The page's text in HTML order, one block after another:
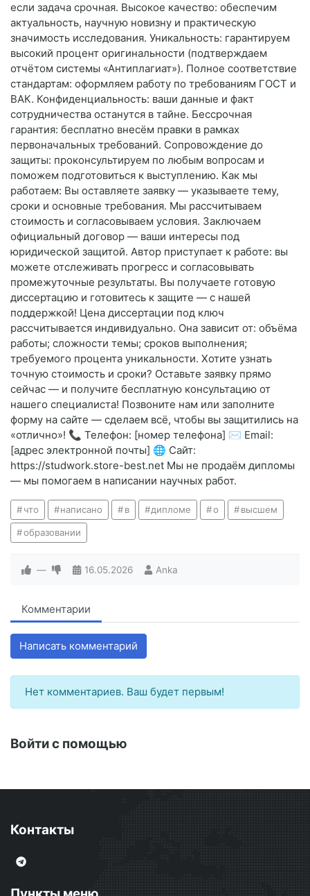
если задача срочная. Высокое качество: обеспечим
актуальность, научную новизну и практическую
значимость исследования. Уникальность: гарантируем
высокий процент оригинальности (подтверждаем
отчётом системы «Антиплагиат»). Полное соответствие
стандартам: оформляем работу по требованиям ГОСТ и
ВАК. Конфиденциальность: ваши данные и факт
сотрудничества останутся в тайне. Бессрочная
гарантия: бесплатно внесём правки в рамках
первоначальных требований. Сопровождение до
защиты: проконсультируем по любым вопросам и
поможем подготовиться к выступлению. Как мы
работаем: Вы оставляете заявку — указываете тему,
сроки и основные требования. Мы рассчитываем
стоимость и согласовываем условия. Заключаем
официальный договор — ваши интересы под
юридической защитой. Автор приступает к работе: вы
можете отслеживать прогресс и согласовывать
промежуточные результаты. Вы получаете готовую
диссертацию и готовитесь к защите — с нашей
поддержкой! Цена диссертации под ключ
рассчитывается индивидуально. Она зависит от: объёма
работы; сложности темы; сроков выполнения;
требуемого процента уникальности. Хотите узнать
точную стоимость и сроки? Оставьте заявку прямо
сейчас — и получите бесплатную консультацию от
нашего специалиста! Позвоните нам или заполните
форму на сайте — сделаем всё, чтобы вы защитились на
«отлично»! 📞 Телефон: [номер телефона] ✉️ Email:
[адрес электронной почты] 🌐 Сайт:
https://studwork.store-best.net Мы не продаём дипломы
— мы помогаем в написании научных работ.
что написано в дипломе о высшем
образовании
— 16.05.2026 Anka
Комментарии
Написать комментарий
Нет комментариев. Ваш будет первым!
Войти с помощью
Контакты